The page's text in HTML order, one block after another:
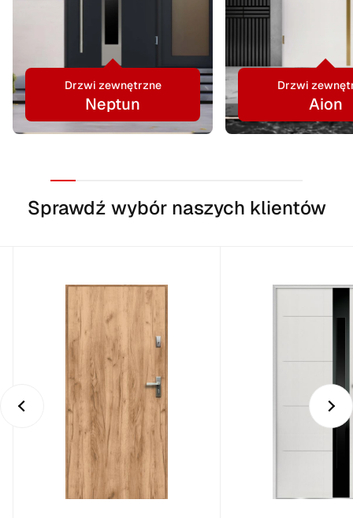
Drzwi zewnętrzne
Neptun
Drzwi
Aion
Sprawdź wybór naszych klientów